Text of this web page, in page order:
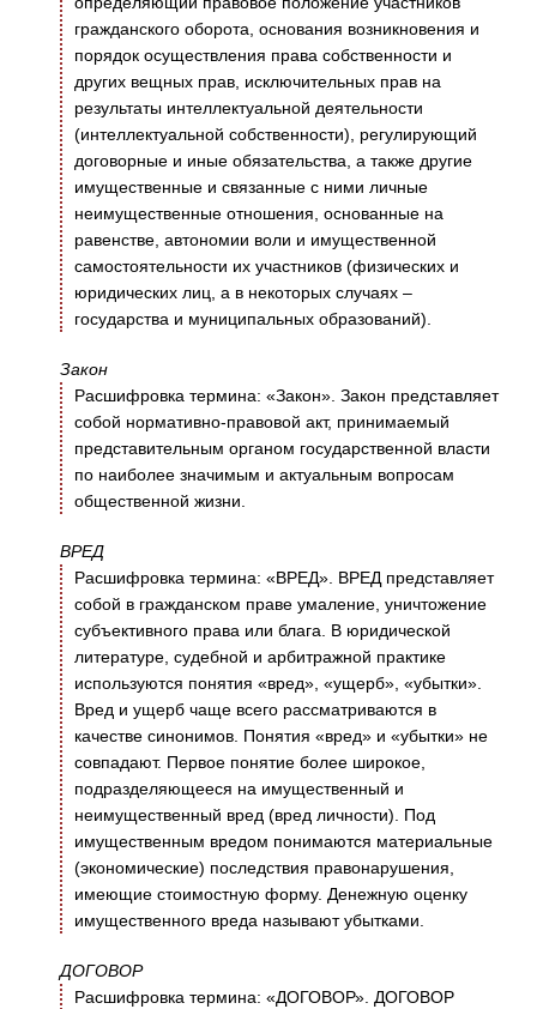
гражданского оборота, основания возникновения и
порядок осуществления права собственности и
других вещных прав, исключительных прав на
результаты интеллектуальной деятельности
(интеллектуальной собственности), регулирующий
договорные и иные обязательства, а также другие
имущественные и связанные с ними личные
неимущественные отношения, основанные на
равенстве, автономии воли и имущественной
самостоятельности их участников (физических и
юридических лиц, а в некоторых случаях –
государства и муниципальных образований).
Закон
Расшифровка термина: «Закон». Закон представляет
собой нормативно-правовой акт, принимаемый
представительным органом государственной власти
по наиболее значимым и актуальным вопросам
общественной жизни.
ВРЕД
Расшифровка термина: «ВРЕД». ВРЕД представляет
собой в гражданском праве умаление, уничтожение
субъективного права или блага. В юридической
литературе, судебной и арбитражной практике
используются понятия «вред», «ущерб», «убытки».
Вред и ущерб чаще всего рассматриваются в
качестве синонимов. Понятия «вред» и «убытки» не
совпадают. Первое понятие более широкое,
подразделяющееся на имущественный и
неимущественный вред (вред личности). Под
имущественным вредом понимаются материальные
(экономические) последствия правонарушения,
имеющие стоимостную форму. Денежную оценку
имущественного вреда называют убытками.
ДОГОВОР
Расшифровка термина: «ДОГОВОР». ДОГОВОР